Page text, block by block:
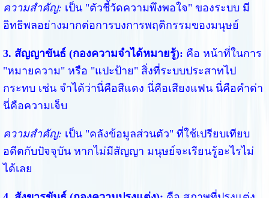
ความสำคัญ: เป็น "ตัวชี้วัดความพึงพอใจ" ของระบบ มี
อิทธิพลอย่างมากต่อการบงการพฤติกรรมของมนุษย์
3. สัญญาขันธ์ (กองความจำได้หมายรู้): คือ หน้าที่ในการ
"หมายความ" หรือ "แปะป้าย" สิ่งที่ระบบประสาทไป
กระทบ เช่น จำได้ว่านี่คือสีแดง นี่คือเสียงแฟน นี่คือคำด่า
นี่คือความเจ็บ
ความสำคัญ: เป็น "คลังข้อมูลส่วนตัว" ที่ใช้เปรียบเทียบ
อดีตกับปัจจุบัน หากไม่มีสัญญา มนุษย์จะเรียนรู้อะไรไม่
ได้เลย